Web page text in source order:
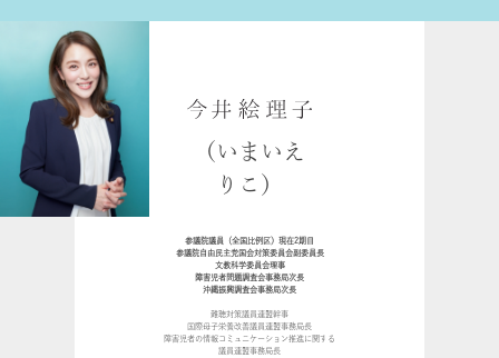
さらに読み込む
（いまいえ
りこ）
参議院議員（全国比例区）現在2期目
参議院自由民主党国会対策委員会副委員長
文教科学委員会理事
障害児者問題調査会事務局次長
沖縄振興調査会事務局次長
難聴対策議員連盟幹事
国際母子栄養改善議員連盟事務局長
障害児者の情報コミュニケーション推進に関する
議員連盟事務局長